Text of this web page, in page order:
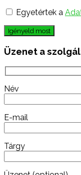
Egyetértek a
Igényeld most
Üzenet a
Név
E-mail
Tárgy